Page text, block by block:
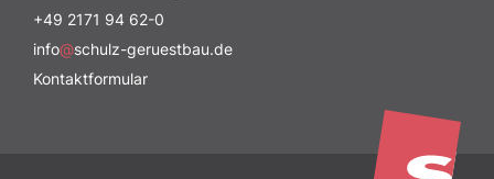
+49 2171 94 62-0
info@schulz-geruestbau.de
Kontaktformular